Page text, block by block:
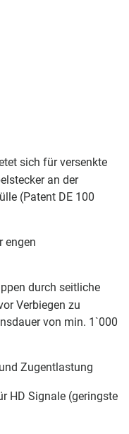
sich für versenkte
an der
(Patent DE 100
engen
durch seitliche
Verbiegen zu
von min. 1`000
Zugentlastung
HD Signale (geringste